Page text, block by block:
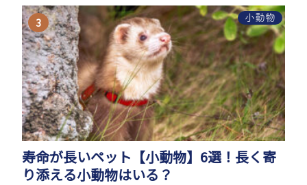
理由はさま...
小動物
寿命が長いペット【小動物】6選！長く寄
り添える小動物はいる？